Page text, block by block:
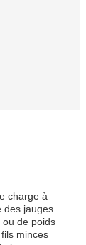
charge à
des jauges
de poids
minces